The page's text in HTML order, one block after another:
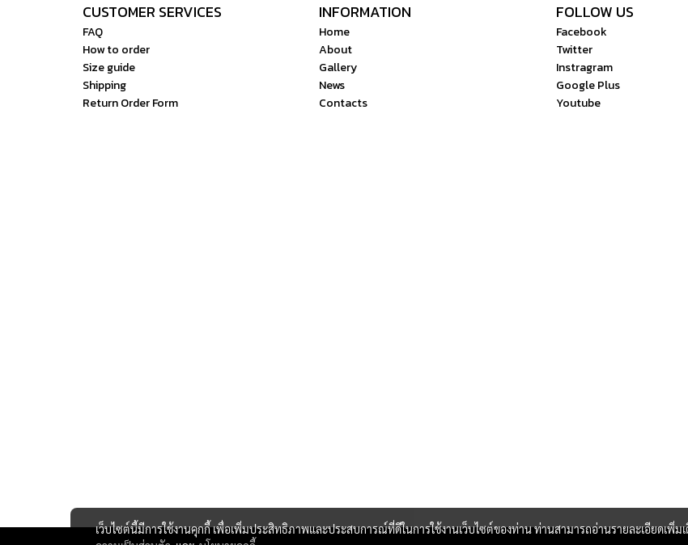
CUSTOMER SERVICES
FAQ
How to order
Size guide
Shipping
Return Order Form
INFORMATION
Home
About
Gallery
News
Contacts
FOLLOW US
Facebook
Twitter
Instragram
Google Plus
Youtube
เว็บไซต์นี้มีการใช้งานคุกกี้ เพื่อเพิ่มประสิทธิภาพและประสบการณ์ที่ดีในการใช้งานเว็บไซต์ของท่าน ท่านสามารถอ่านรายละเอียดเพิ่ม